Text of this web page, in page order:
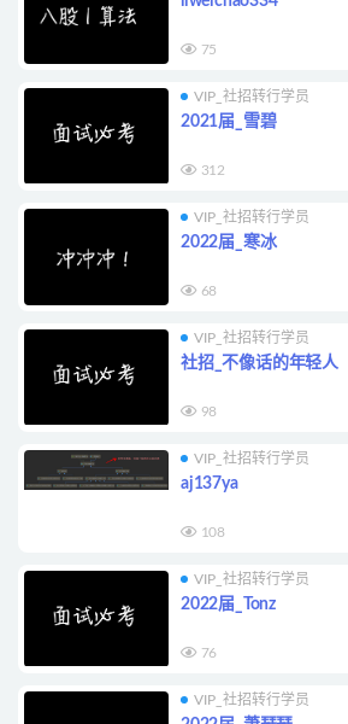
75
VIP_社招转行学员
2021届_雪碧
312
VIP_社招转行学员
2022届_寒冰
68
VIP_社招转行学员
社招_不像话的年轻人
98
VIP_社招转行学员
aj137ya
108
VIP_社招转行学员
2022届_Tonz
76
VIP_社招转行学员